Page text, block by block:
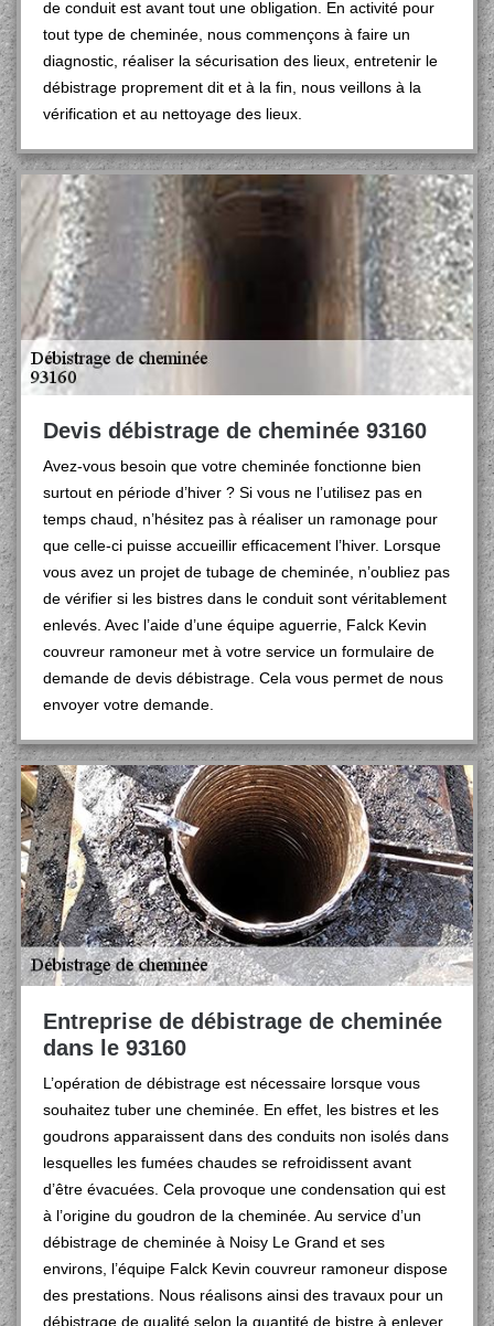
de conduit est avant tout une obligation. En activité pour
tout type de cheminée, nous commençons à faire un
diagnostic, réaliser la sécurisation des lieux, entretenir le
débistrage proprement dit et à la fin, nous veillons à la
vérification et au nettoyage des lieux.
Devis débistrage de cheminée 93160
Avez-vous besoin que votre cheminée fonctionne bien
surtout en période d’hiver ? Si vous ne l’utilisez pas en
temps chaud, n’hésitez pas à réaliser un ramonage pour
que celle-ci puisse accueillir efficacement l’hiver. Lorsque
vous avez un projet de tubage de cheminée, n’oubliez pas
de vérifier si les bistres dans le conduit sont véritablement
enlevés. Avec l’aide d’une équipe aguerrie, Falck Kevin
couvreur ramoneur met à votre service un formulaire de
demande de devis débistrage. Cela vous permet de nous
envoyer votre demande.
Entreprise de débistrage de cheminée
dans le 93160
L’opération de débistrage est nécessaire lorsque vous
souhaitez tuber une cheminée. En effet, les bistres et les
goudrons apparaissent dans des conduits non isolés dans
lesquelles les fumées chaudes se refroidissent avant
d’être évacuées. Cela provoque une condensation qui est
à l’origine du goudron de la cheminée. Au service d’un
débistrage de cheminée à Noisy Le Grand et ses
environs, l’équipe Falck Kevin couvreur ramoneur dispose
des prestations. Nous réalisons ainsi des travaux pour un
débistrage de qualité selon la quantité de bistre à enlever